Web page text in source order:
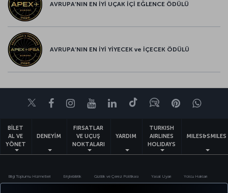
AVRUPA’NIN EN İYİ UÇAK İÇİ EĞLENCE ÖDÜLÜ
AVRUPA’NIN EN İYİ YİYECEK ve İÇECEK ÖDÜLÜ
TwitterFacebookInstagram
YoutubeLinkedIn
TiktokBlogPinterest
BİLET
AL VE
YÖNET
DENEYİM
FIRSATLAR
VE UÇUŞ
NOKTALARI
YARDIM
TURKISH
AIRLINES
HOLIDAYS
MILES&SMILES
Bilgi Toplumu Hizmetleri Erişilebilirlik Gizlilik ve Çerez Politikası Yasal Uyarı Yolcu Hakları